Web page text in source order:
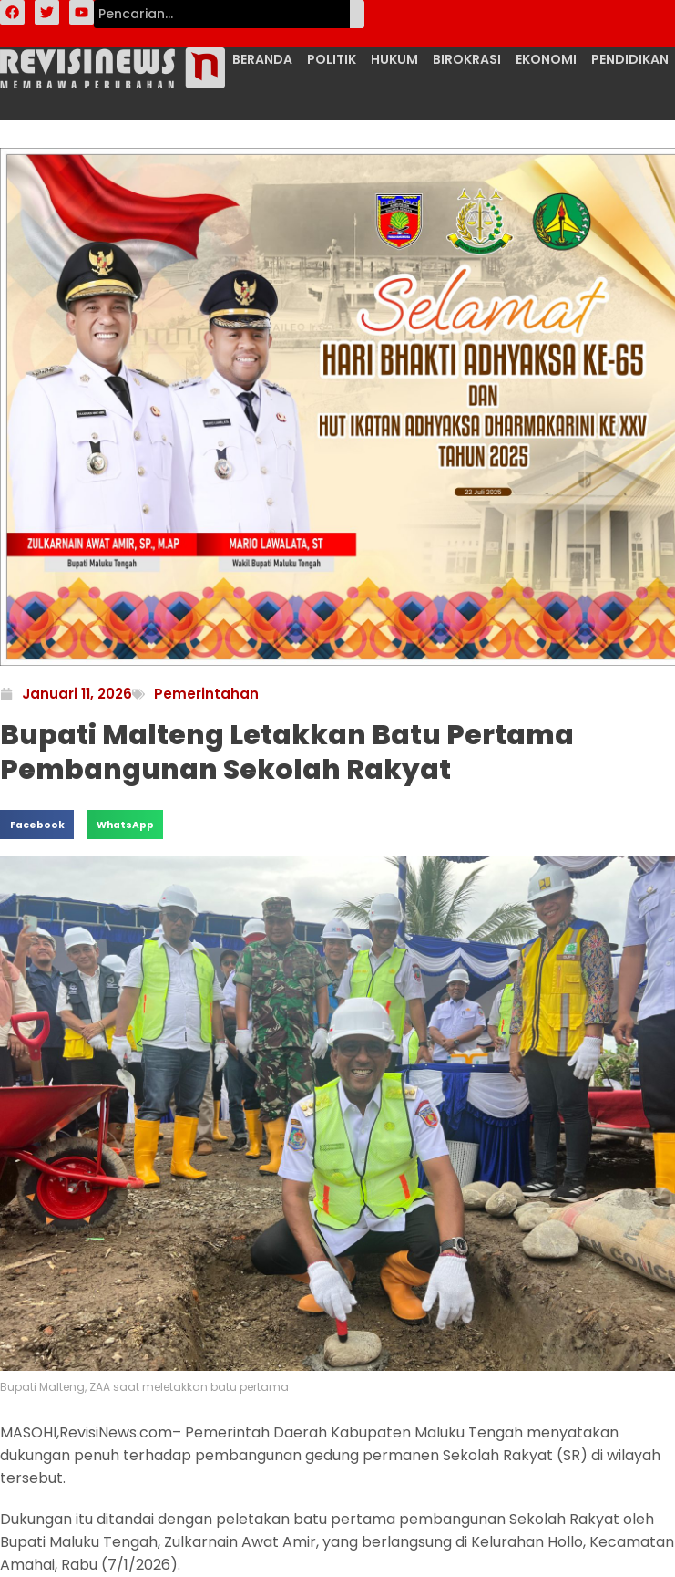
BERANDA POLITIK HUKUM BIROKRASI EKONOMI PENDIDIKAN
Januari 11, 2026 Pemerintahan
Bupati Malteng Letakkan Batu Pertama
Pembangunan Sekolah Rakyat
Facebook WhatsApp
Bupati Malteng, ZAA saat meletakkan batu pertama
MASOHI,RevisiNews.com– Pemerintah Daerah Kabupaten Maluku Tengah menyatakan
dukungan penuh terhadap pembangunan gedung permanen Sekolah Rakyat (SR) di wilayah
tersebut.
Dukungan itu ditandai dengan peletakan batu pertama pembangunan Sekolah Rakyat oleh
Bupati Maluku Tengah, Zulkarnain Awat Amir, yang berlangsung di Kelurahan Hollo, Kecamatan
Amahai, Rabu (7/1/2026).